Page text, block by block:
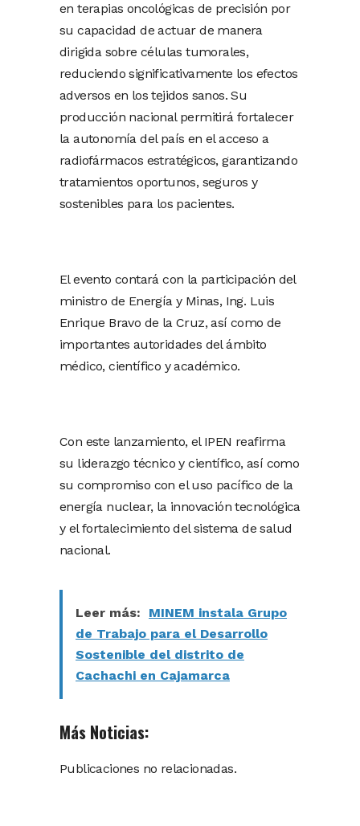
en terapias oncológicas de precisión por
su capacidad de actuar de manera
dirigida sobre células tumorales,
reduciendo significativamente los efectos
adversos en los tejidos sanos. Su
producción nacional permitirá fortalecer
la autonomía del país en el acceso a
radiofármacos estratégicos, garantizando
tratamientos oportunos, seguros y
sostenibles para los pacientes.
El evento contará con la participación del
ministro de Energía y Minas, Ing. Luis
Enrique Bravo de la Cruz, así como de
importantes autoridades del ámbito
médico, científico y académico.
Con este lanzamiento, el IPEN reafirma
su liderazgo técnico y científico, así como
su compromiso con el uso pacífico de la
energía nuclear, la innovación tecnológica
y el fortalecimiento del sistema de salud
nacional.
Leer más:
MINEM instala Grupo
de Trabajo para el Desarrollo
Sostenible del distrito de
Cachachi en Cajamarca
Más Noticias:
Publicaciones no relacionadas.